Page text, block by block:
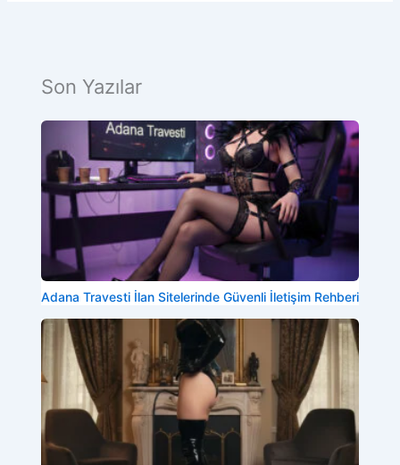
Son Yazılar
Adana Travesti İlan Sitelerinde Güvenli İletişim Rehberi